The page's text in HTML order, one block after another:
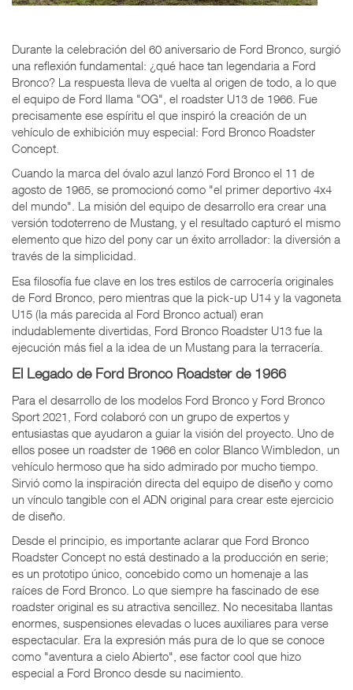
Durante la celebración del 60 aniversario de Ford Bronco, surgió
una reflexión fundamental: ¿qué hace tan legendaria a Ford
Bronco? La respuesta lleva de vuelta al origen de todo, a lo que
el equipo de Ford llama "OG", el roadster U13 de 1966. Fue
precisamente ese espíritu el que inspiró la creación de un
vehículo de exhibición muy especial: Ford Bronco Roadster
Concept.
Cuando la marca del óvalo azul lanzó Ford Bronco el 11 de
agosto de 1965, se promocionó como "el primer deportivo 4x4
del mundo". La misión del equipo de desarrollo era crear una
versión todoterreno de Mustang, y el resultado capturó el mismo
elemento que hizo del pony car un éxito arrollador: la diversión a
través de la simplicidad.
Esa filosofía fue clave en los tres estilos de carrocería originales
de Ford Bronco, pero mientras que la pick-up U14 y la vagoneta
U15 (la más parecida al Ford Bronco actual) eran
indudablemente divertidas, Ford Bronco Roadster U13 fue la
ejecución más fiel a la idea de un Mustang para la terracería.
El Legado de Ford Bronco Roadster de 1966
Para el desarrollo de los modelos Ford Bronco y Ford Bronco
Sport 2021, Ford colaboró con un grupo de expertos y
entusiastas que ayudaron a guiar la visión del proyecto. Uno de
ellos posee un roadster de 1966 en color Blanco Wimbledon, un
vehículo hermoso que ha sido admirado por mucho tiempo.
Sirvió como la inspiración directa del equipo de diseño y como
un vínculo tangible con el ADN original para crear este ejercicio
de diseño.
Desde el principio, es importante aclarar que Ford Bronco
Roadster Concept no está destinado a la producción en serie;
es un prototipo único, concebido como un homenaje a las
raíces de Ford Bronco. Lo que siempre ha fascinado de ese
roadster original es su atractiva sencillez. No necesitaba llantas
enormes, suspensiones elevadas o luces auxiliares para verse
espectacular. Era la expresión más pura de lo que se conoce
como "aventura a cielo Abierto", ese factor cool que hizo
especial a Ford Bronco desde su nacimiento.